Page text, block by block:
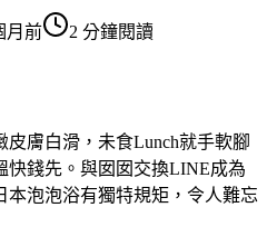
月前 2 分鐘閱讀
膚白滑，未食Lunch就手軟腳
快錢先。與囡囡交換LINE成為
本泡泡浴有獨特規矩，令人難忘